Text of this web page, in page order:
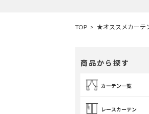
TOP ★オススメカーテ
商品から探す
カーテン一覧
レースカーテン